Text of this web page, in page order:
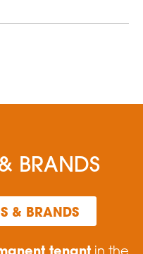
BRANDS
& BRANDS
in the